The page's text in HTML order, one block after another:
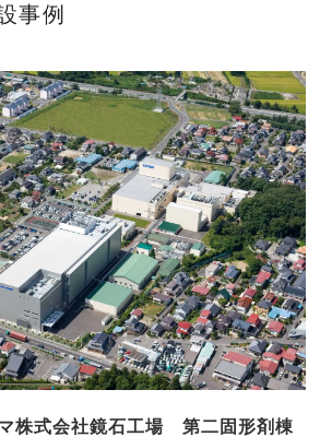
事例
株式会社鏡石工場 第二固形剤棟